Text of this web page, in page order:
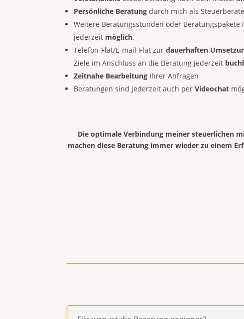
Persönliche Beratung durch mich als
Weitere Beratungsstunden oder Beratungspakete
jederzeit möglich.
Telefon-Flat/E-mail-Flat zur dauerhaften
Ziele im Anschluss an die Beratung jederzeit
Zeitnahe Bearbeitung Ihrer Anfragen
Beratungen sind jederzeit auch perVideochat
Die optimale Verbindung meiner steuerlichen
machen diese Beratung immer wieder zu einem